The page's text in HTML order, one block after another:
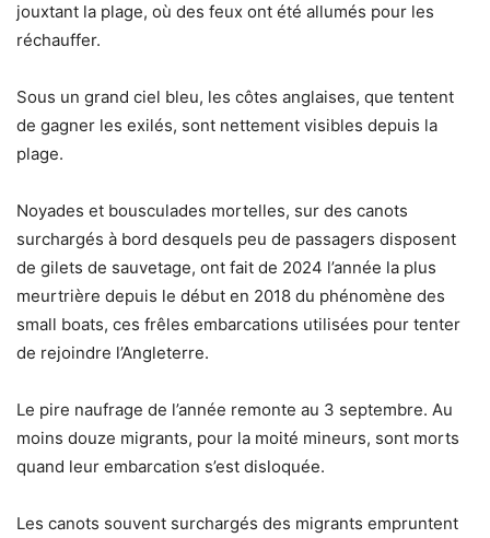
jouxtant la plage, où des feux ont été allumés pour les
réchauffer.
Sous un grand ciel bleu, les côtes anglaises, que tentent
de gagner les exilés, sont nettement visibles depuis la
plage.
Noyades et bousculades mortelles, sur des canots
surchargés à bord desquels peu de passagers disposent
de gilets de sauvetage, ont fait de 2024 l’année la plus
meurtrière depuis le début en 2018 du phénomène des
small boats, ces frêles embarcations utilisées pour tenter
de rejoindre l’Angleterre.
Le pire naufrage de l’année remonte au 3 septembre. Au
moins douze migrants, pour la moité mineurs, sont morts
quand leur embarcation s’est disloquée.
Les canots souvent surchargés des migrants empruntent